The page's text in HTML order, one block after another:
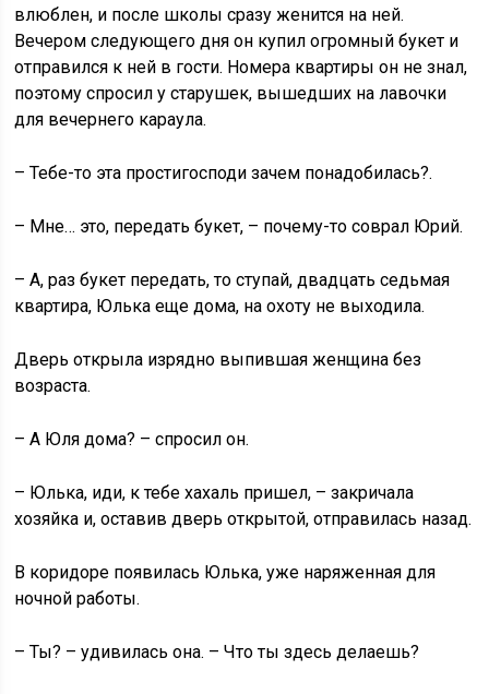
влюблен, и после школы сразу женится на ней.
Вечером следующего дня он купил огромный букет и
отправился к ней в гости. Номера квартиры он не знал,
поэтому спросил у старушек, вышедших на лавочки
для вечернего караула.
– Тебе-то эта простигосподи зачем понадобилась?.
– Мне… это, передать букет, – почему-то соврал Юрий.
– А, раз букет передать, то ступай, двадцать седьмая
квартира, Юлька еще дома, на охоту не выходила.
Дверь открыла изрядно выпившая женщина без
возраста.
– А Юля дома? – спросил он.
– Юлька, иди, к тебе хахаль пришел, – закричала
хозяйка и, оставив дверь открытой, отправилась назад.
В коридоре появилась Юлька, уже наряженная для
ночной работы.
– Ты? – удивилась она. – Что ты здесь делаешь?